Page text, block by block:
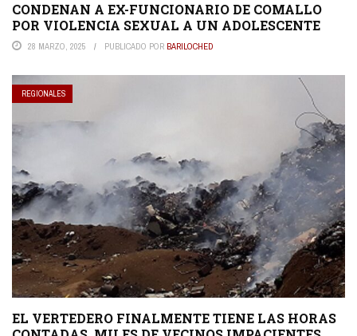
CONDENAN A EX-FUNCIONARIO DE COMALLO
POR VIOLENCIA SEXUAL A UN ADOLESCENTE
28 MARZO, 2025 PUBLICADO POR BARILOCHED
REGIONALES
EL VERTEDERO FINALMENTE TIENE LAS HORAS